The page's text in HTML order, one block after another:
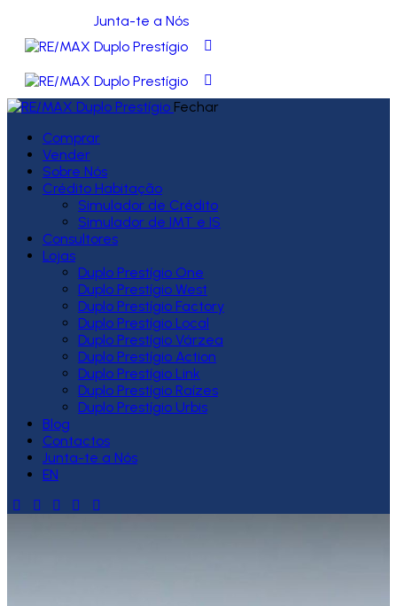
Junta-te a Nós
Fechar
Comprar
Vender
Sobre Nós
Crédito Habitação
Simulador de Crédito
Simulador de IMT e IS
Consultores
Lojas
Duplo Prestígio One
Duplo Prestígio West
Duplo Prestígio Factory
Duplo Prestígio Local
Duplo Prestígio Várzea
Duplo Prestígio Action
Duplo Prestígio Link
Duplo Prestígio Raízes
Duplo Prestígio Urbis
Blog
Contactos
Junta-te a Nós
EN